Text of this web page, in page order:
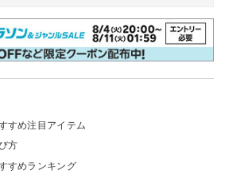
すめ注目アイテム
方
すめランキング